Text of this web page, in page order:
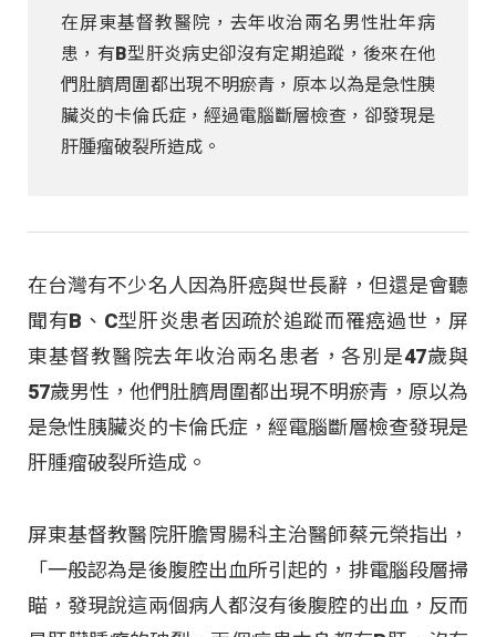
在屏東基督教醫院，去年收治兩名男性壯年病
患，有B型肝炎病史卻沒有定期追蹤，後來在他
們肚臍周圍都出現不明瘀青，原本以為是急性胰
臟炎的卡倫氏症，經過電腦斷層檢查，卻發現是
肝腫瘤破裂所造成。
在台灣有不少名人因為肝癌與世長辭，但還是會聽
聞有B、C型肝炎患者因疏於追蹤而罹癌過世，屏
東基督教醫院去年收治兩名患者，各別是47歲與
57歲男性，他們肚臍周圍都出現不明瘀青，原以為
是急性胰臟炎的卡倫氏症，經電腦斷層檢查發現是
肝腫瘤破裂所造成。
屏東基督教醫院肝膽胃腸科主治醫師蔡元榮指出，
「一般認為是後腹腔出血所引起的，排電腦段層掃
瞄，發現說這兩個病人都沒有後腹腔的出血，反而